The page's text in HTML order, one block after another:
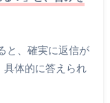
と、確実に返信が
具体的に答えられ